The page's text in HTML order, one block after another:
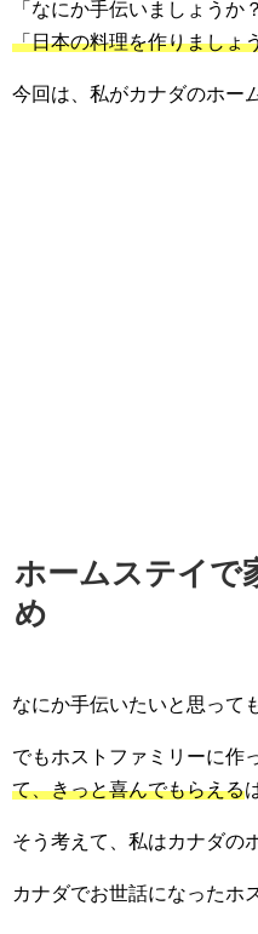
「なにか手伝いましょうか
「日本の料理を作りましょ
今回は、私がカナダのホー
ホームステイで
め
なにか手伝いたいと思って
でもホストファミリーに作
て、きっと喜んでもらえる
そう考えて、私はカナダの
カナダでお世話になったホ